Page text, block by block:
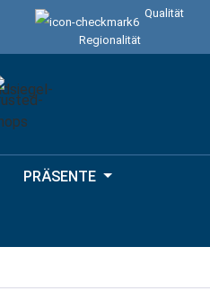
Qualität
Regionalität
PRÄSENTE